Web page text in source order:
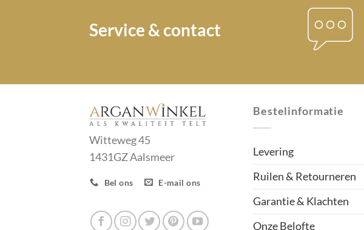
Service & contact
Witteweg 45
1431GZ Aalsmeer
Bel ons E-mail ons
Bestelinformatie
Levering
Ruilen & Retourneren
Garantie & Klachten
Onze Belofte